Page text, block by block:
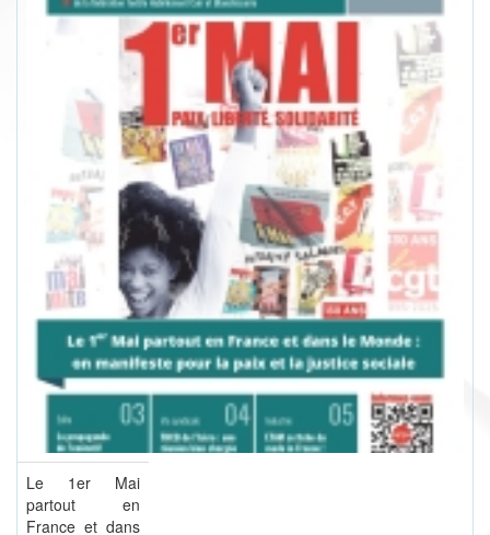
Le 1er Mai
partout en
France et dans